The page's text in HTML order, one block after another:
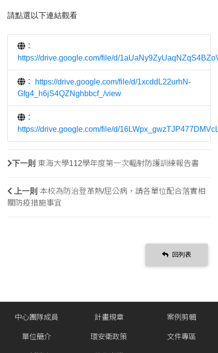
請點選以下連結觀看
：
https://drive.google.com/file/d/
：
https://drive.google.com/file/d/1xcddL22urhN-
Gfg4_h6jS4QZNghbbcf_/view
：
https://drive.google.com/file/d/
下一則 東海大學112學年度第一次輻射防護訓練報告書
上一則 本校為防治登革熱/屈公病，請各單位配合落實相
關防疫措施事宜
回列表
中心團隊成員
單位簡介
計畫規章
環安衛政策
案例剪輯
文件專區